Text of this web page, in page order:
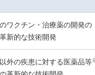
ワクチン・治療薬の開発の
新的な技術開発
外の疾患に対する医薬品等